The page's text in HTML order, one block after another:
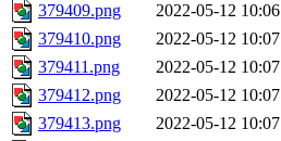
379409.png
2022-05-12 10:06
379410.png
2022-05-12 10:07
379411.png
2022-05-12 10:07
379412.png
2022-05-12 10:07
379413.png
2022-05-12 10:07